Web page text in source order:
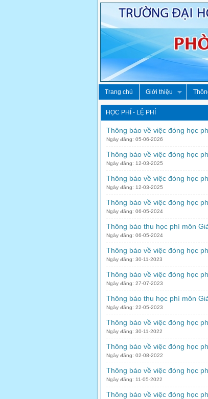
Trang chủ Giới thiệu
HỌC PHÍ - LỆ PHÍ
Thông báo về việc đóng học
Ngày đăng: 05-06-2026
Thông báo về việc đóng học
Ngày đăng: 12-03-2025
Thông báo về việc đóng học
Ngày đăng: 12-03-2025
Thông báo về việc đóng học
Ngày đăng: 06-05-2024
Thông báo thu học phí môn
Ngày đăng: 06-05-2024
Thông báo về việc đóng học
Ngày đăng: 30-11-2023
Thông báo về việc đóng học
Ngày đăng: 27-07-2023
Thông báo thu học phí môn
Ngày đăng: 22-05-2023
Thông báo về việc đóng học
Ngày đăng: 30-11-2022
Thông báo về việc đóng học
Ngày đăng: 02-08-2022
Thông báo về việc đóng học
Ngày đăng: 11-05-2022
Thông báo về việc đóng học